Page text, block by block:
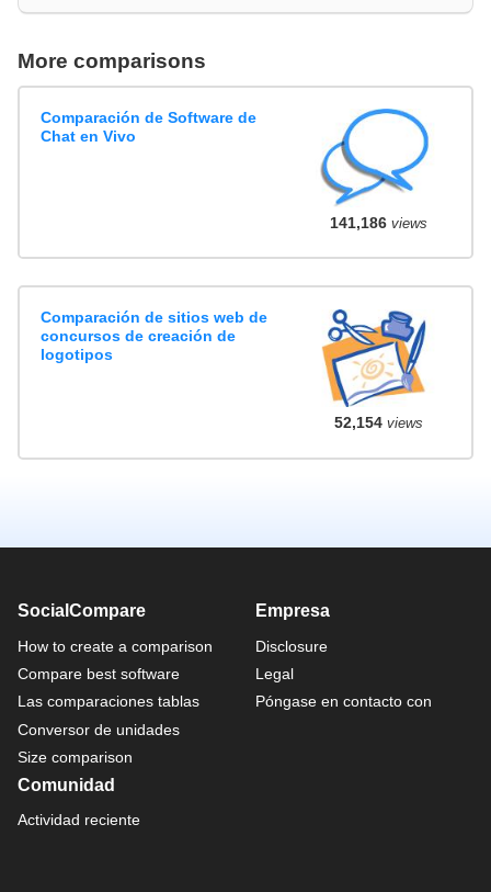
More comparisons
Comparación de Software de
Chat en Vivo
141,186views
Comparación de sitios web de
concursos de creación de
logotipos
52,154views
SocialCompare
How to create a comparison
Compare best software
Las comparaciones tablas
Conversor de unidades
Size comparison
Empresa
Disclosure
Legal
Póngase en contacto con
Comunidad
Actividad reciente